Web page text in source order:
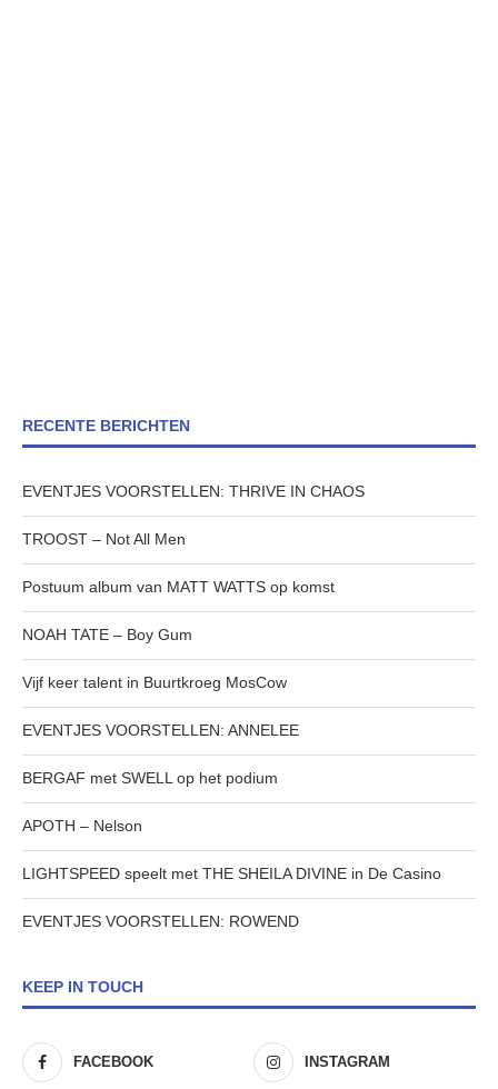
RECENTE BERICHTEN
EVENTJES VOORSTELLEN: THRIVE IN CHAOS
TROOST – Not All Men
Postuum album van MATT WATTS op komst
NOAH TATE – Boy Gum
Vijf keer talent in Buurtkroeg MosCow
EVENTJES VOORSTELLEN: ANNELEE
BERGAF met SWELL op het podium
APOTH – Nelson
LIGHTSPEED speelt met THE SHEILA DIVINE in De Casino
EVENTJES VOORSTELLEN: ROWEND
KEEP IN TOUCH
FACEBOOK INSTAGRAM